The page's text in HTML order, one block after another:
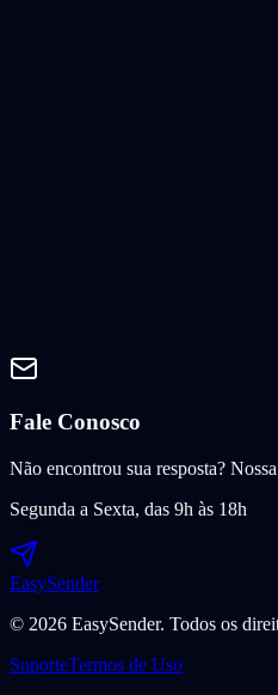
Fale Conosco
Não encontrou sua resposta?
Segunda a Sexta, das 9h às 18h
EasySender
© 2026 EasySender. Todos os
SuporteTermos de Uso